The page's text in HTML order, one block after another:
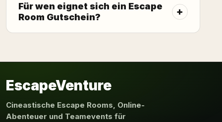
Für wen eignet sich ein Escape
Room Gutschein?
EscapeVenture
Cineastische Escape Rooms, Online-
Abenteuer und Teamevents für